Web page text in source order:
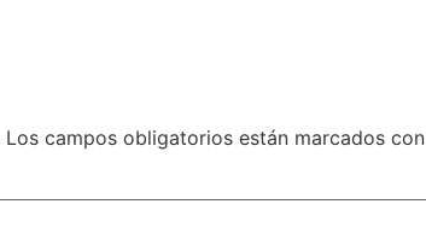
Los campos obligatorios están marcados con